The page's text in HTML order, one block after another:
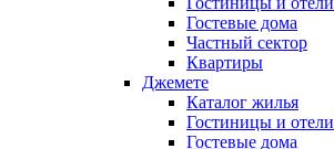
Гостевые дома
Частный сектор
Квартиры
Джемете
Каталог жилья
Гостиницы и отели
Гостевые дома